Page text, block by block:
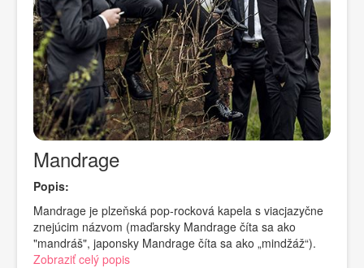
Mandrage
Popis:
Mandrage je plzeňská pop-rocková kapela s viacjazyčne
znejúcim názvom (maďarsky Mandrage číta sa ako
"mandráš", japonsky Mandrage číta sa ako „mindžáž“).
Zobraziť celý popis